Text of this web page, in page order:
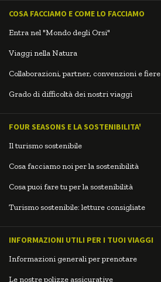
COSA FACCIAMO E COME LO FACCIAMO
Entra nel "Mondo degli Orsi"
Viaggi nella Natura
Collaborazioni, partner, convenzioni e fiere
Grado di difficoltà dei nostri viaggi
FOUR SEASONS E LA SOSTENIBILITA'
Il turismo sostenibile
Cosa facciamo noi per la sostenibilità
Cosa puoi fare tu per la sostenibilità
Turismo sostenibile: letture consigliate
INFORMAZIONI UTILI PER I TUOI VIAGGI
Informazioni generali per prenotare
Le nostre polizze assicurative